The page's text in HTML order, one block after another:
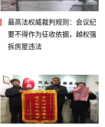
最高法权威裁判规则：会议纪
要不得作为征收依据，越权强
拆房屋违法